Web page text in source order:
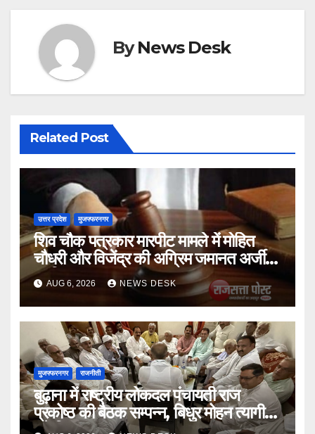
ByNews Desk
Related Post
उत्तर प्रदेश मुजफ्फरनगर
शिव चौक पत्रकार मारपीट मामले में मोहित
चौधरी और विजेंद्र की अग्रिम जमानत अर्जी
खारिज
AUG 6, 2026 NEWS DESK
मुजफ्फरनगर राजनीती
बुढ़ाना में राष्ट्रीय लोकदल पंचायती राज
प्रकोष्ठ की बैठक सम्पन्न, बिधुर मोहन त्यागी